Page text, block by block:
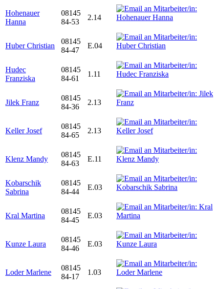
Hohenauer
Hanna
08145
84-53
2.14
Huber Christian
08145
84-47
E.04
Hudec
Franziska
08145
84-61
1.11
Jilek Franz
08145
84-36
2.13
Keller Josef
08145
84-65
2.13
Klenz Mandy
08145
84-63
E.11
Kobarschik
Sabrina
08145
84-44
E.03
Kral Martina
08145
84-45
E.03
Kunze Laura
08145
84-46
E.03
Loder Marlene
08145
84-17
1.03